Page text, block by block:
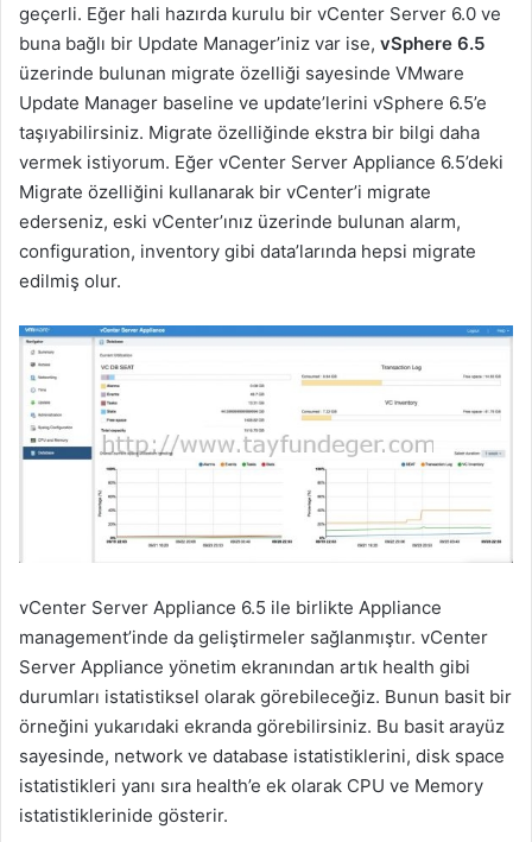
geçerli. Eğer hali hazırda kurulu bir vCenter Server 6.0 ve
buna bağlı bir Update Manager’iniz var ise, vSphere 6.5
üzerinde bulunan migrate özelliği sayesinde VMware
Update Manager baseline ve update’lerini vSphere 6.5’e
taşıyabilirsiniz. Migrate özelliğinde ekstra bir bilgi daha
vermek istiyorum. Eğer vCenter Server Appliance 6.5’deki
Migrate özelliğini kullanarak bir vCenter’i migrate
ederseniz, eski vCenter’ınız üzerinde bulunan alarm,
configuration, inventory gibi data’larında hepsi migrate
edilmiş olur.
vCenter Server Appliance 6.5 ile birlikte Appliance
management’inde da geliştirmeler sağlanmıştır. vCenter
Server Appliance yönetim ekranından artık health gibi
durumları istatistiksel olarak görebileceğiz. Bunun basit bir
örneğini yukarıdaki ekranda görebilirsiniz. Bu basit arayüz
sayesinde, network ve database istatistiklerini, disk space
istatistikleri yanı sıra health’e ek olarak CPU ve Memory
istatistiklerinide gösterir.